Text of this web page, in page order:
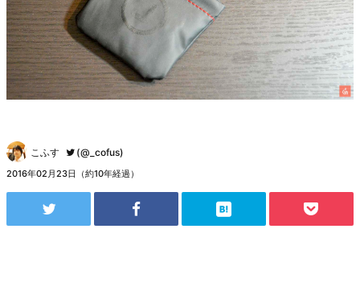
こふす (@_cofus)
2016年02月23日（約10年経過）